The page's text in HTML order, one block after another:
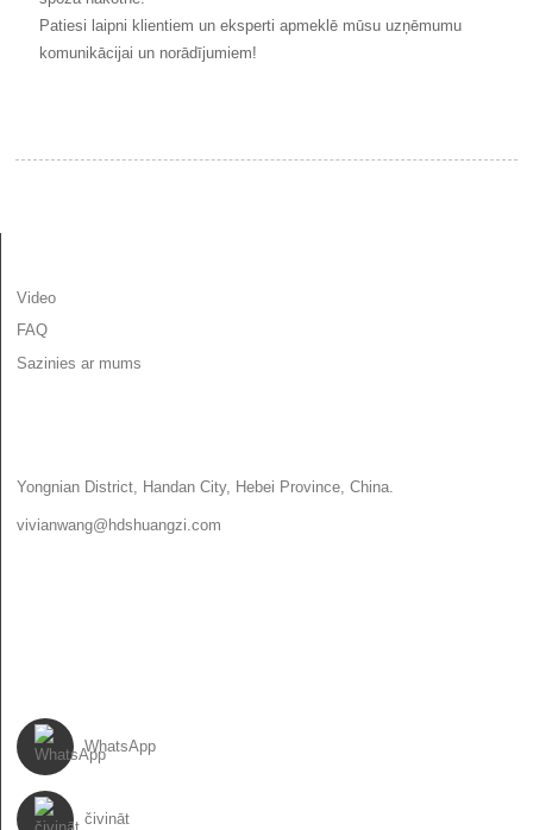
Patiesi laipni klientiem un eksperti apmeklē mūsu uzņēmumu
komunikācijai un norādījumiem!
Video
FAQ
Sazinies ar mums
Yongnian District, Handan City, Hebei Province, China.
vivianwang@hdshuangzi.com
WhatsApp
čivināt